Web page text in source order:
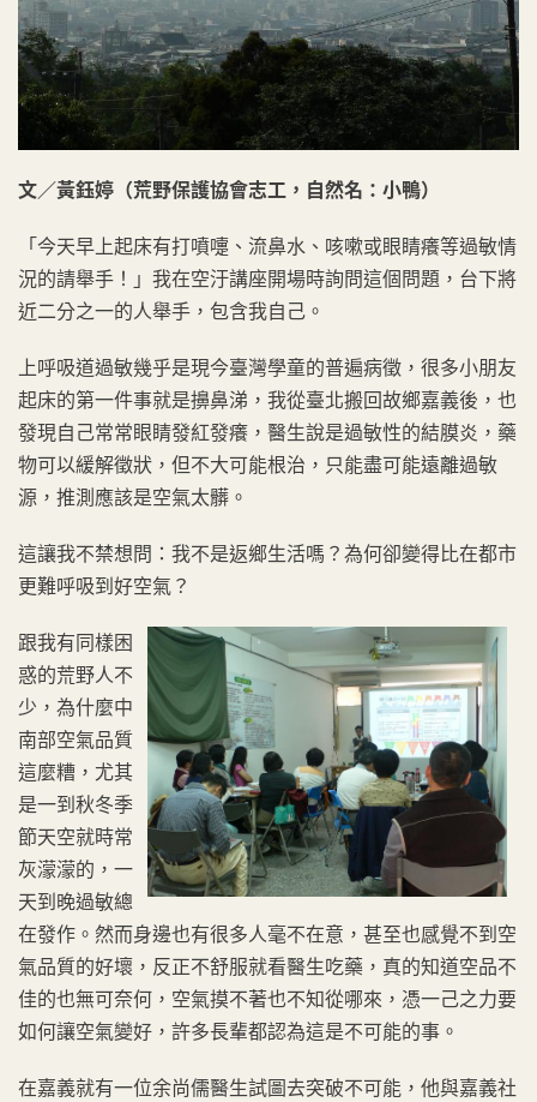
文／黃鈺婷（荒野保護協會志工，自然名：小鴨）
「今天早上起床有打噴嚏、流鼻水、咳嗽或眼睛癢等過敏情
況的請舉手！」我在空汙講座開場時詢問這個問題，台下將
近二分之一的人舉手，包含我自己。
上呼吸道過敏幾乎是現今臺灣學童的普遍病徵，很多小朋友
起床的第一件事就是擤鼻涕，我從臺北搬回故鄉嘉義後，也
發現自己常常眼睛發紅發癢，醫生說是過敏性的結膜炎，藥
物可以緩解徵狀，但不大可能根治，只能盡可能遠離過敏
源，推測應該是空氣太髒。
這讓我不禁想問：我不是返鄉生活嗎？為何卻變得比在都市
更難呼吸到好空氣？
跟我有同樣困
惑的荒野人不
少，為什麼中
南部空氣品質
這麼糟，尤其
是一到秋冬季
節天空就時常
灰濛濛的，一
天到晚過敏總
在發作。然而身邊也有很多人毫不在意，甚至也感覺不到空
氣品質的好壞，反正不舒服就看醫生吃藥，真的知道空品不
佳的也無可奈何，空氣摸不著也不知從哪來，憑一己之力要
如何讓空氣變好，許多長輩都認為這是不可能的事。
在嘉義就有一位余尚儒醫生試圖去突破不可能，他與嘉義社